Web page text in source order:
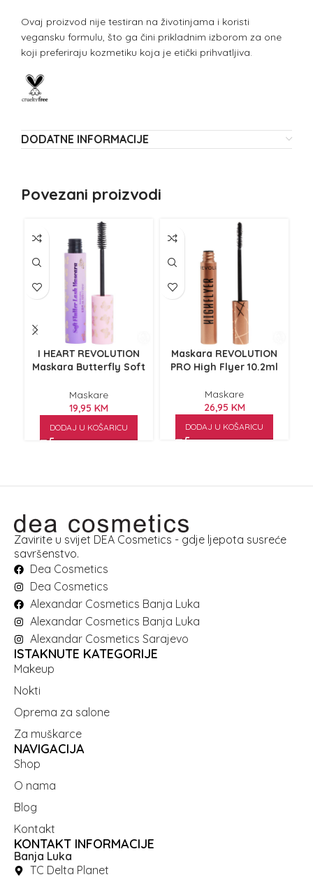
Ovaj proizvod nije testiran na životinjama i koristi
vegansku formulu, što ga čini prikladnim izborom za one
koji preferiraju kozmetiku koja je etički prihvatljiva.
DODATNE INFORMACIJE
Povezani proizvodi
I HEART REVOLUTION
Maskara Butterfly Soft
Maskare
19,95 KM
DODAJ U KOŠARICU
Maskara REVOLUTION
PRO High Flyer 10.2ml
Maskare
26,95 KM
DODAJ U KOŠARICU
Zavirite u svijet DEA Cosmetics - gdje ljepota susreće
savršenstvo.
Dea Cosmetics
Dea Cosmetics
Alexandar Cosmetics Banja Luka
Alexandar Cosmetics Banja Luka
Alexandar Cosmetics Sarajevo
ISTAKNUTE KATEGORIJE
Makeup
Nokti
Oprema za salone
Za muškarce
NAVIGACIJA
Shop
O nama
Blog
Kontakt
KONTAKT INFORMACIJE
Banja Luka
TC Delta Planet